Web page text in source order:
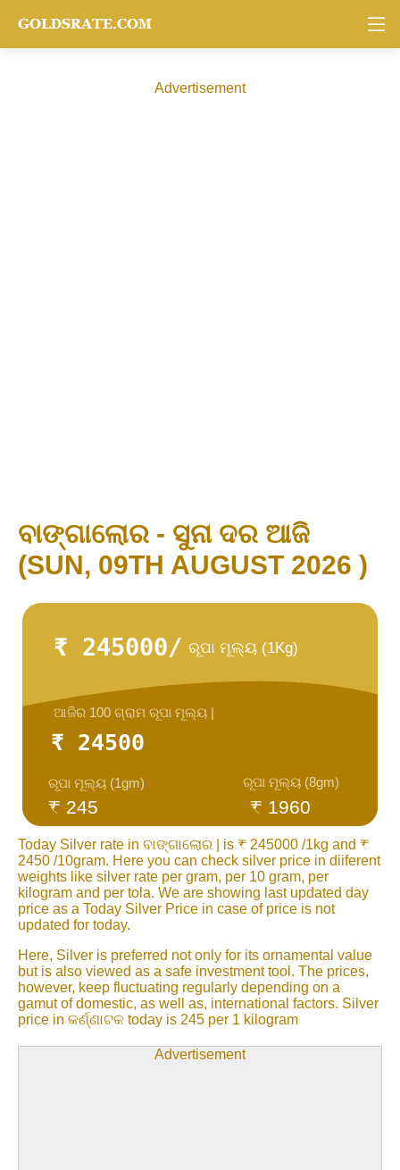
Advertisement
ବାଙ୍ଗାଲୋର - ସୁନା ଦର ଆଜି
(SUN, 09TH AUGUST 2026 )
₹ 245000/ ରୂପା ମୂଲ୍ୟ (1Kg)
₹ 24500
₹ 245
ରୂପା ମୂଲ୍ୟ (1gm) ରୂପା ମୂଲ୍ୟ (8gm)
ଆଜିର 100 ଗ୍ରାମ ରୂପା ମୂଲ୍ୟ |
₹ 1960
Today Silver rate in ବାଙ୍ଗାଲୋର | is ₹ 245000 /1kg and ₹
2450 /10gram. Here you can check silver price in diiferent
weights like silver rate per gram, per 10 gram, per
kilogram and per tola. We are showing last updated day
price as a Today Silver Price in case of price is not
updated for today.
Here, Silver is preferred not only for its ornamental value
but is also viewed as a safe investment tool. The prices,
however, keep fluctuating regularly depending on a
gamut of domestic, as well as, international factors. Silver
price in କର୍ଣ୍ଣାଟକ today is 245 per 1 kilogram
Advertisement